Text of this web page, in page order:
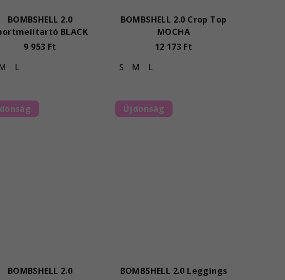
BOMBSHELL 2.0
BLACK
9 953 Ft
L
BOMBSHELL 2.0 Crop Top
MOCHA
12 173 Ft
S
M L
BOMBSHELL 2.0
Újdonság
BOMBSHELL 2.0 Leggings